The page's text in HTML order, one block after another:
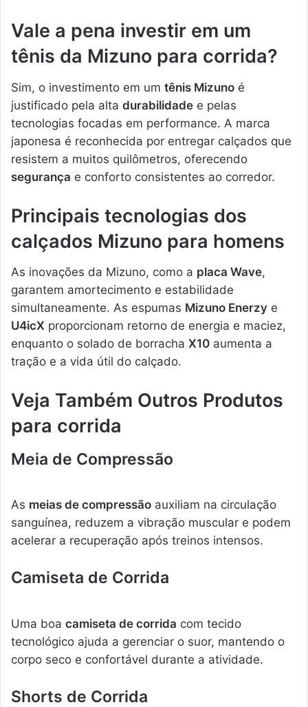
Vale a pena investir em um
tênis da Mizuno para corrida?
Sim, o investimento em um tênis Mizuno é
justificado pela alta durabilidade e pelas
tecnologias focadas em performance. A marca
japonesa é reconhecida por entregar calçados que
resistem a muitos quilômetros, oferecendo
segurança e conforto consistentes ao corredor.
Principais tecnologias dos
calçados Mizuno para homens
As inovações da Mizuno, como a placa Wave,
garantem amortecimento e estabilidade
simultaneamente. As espumas Mizuno Enerzy e
U4icX proporcionam retorno de energia e maciez,
enquanto o solado de borracha X10 aumenta a
tração e a vida útil do calçado.
Veja Também Outros Produtos
para corrida
Meia de Compressão
As meias de compressão auxiliam na circulação
sanguínea, reduzem a vibração muscular e podem
acelerar a recuperação após treinos intensos.
Camiseta de Corrida
Uma boa camiseta de corrida com tecido
tecnológico ajuda a gerenciar o suor, mantendo o
corpo seco e confortável durante a atividade.
Shorts de Corrida